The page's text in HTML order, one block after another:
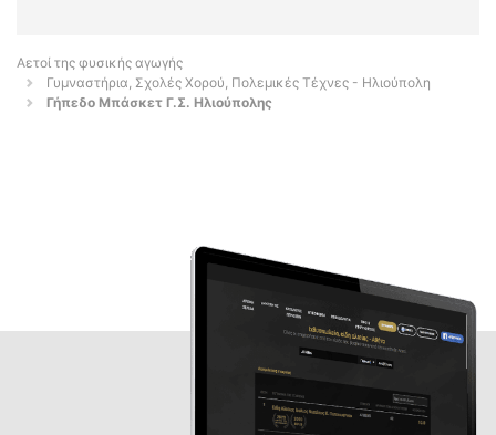
Αετοί της φυσικής αγωγής
Γυμναστήρια, Σχολές Χορού, Πολεμικές Τέχνες - Ηλιούπολη
Γήπεδο Μπάσκετ Γ.Σ. Ηλιούπολης